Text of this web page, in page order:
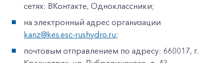
сетях: ВКонтакте, Одноклассники;
на электронный адрес организации
kanz@kes.esc-rushydro.ru;
почтовым отправлением по адресу: 660017, г.